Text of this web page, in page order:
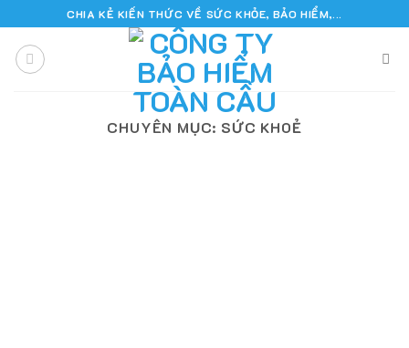
to
content
CHIA KẺ KIẾN THỨC VỀ SỨC KHỎE, BẢO HIỂM,...
CHUYÊN MỤC: SỨC KHOẺ